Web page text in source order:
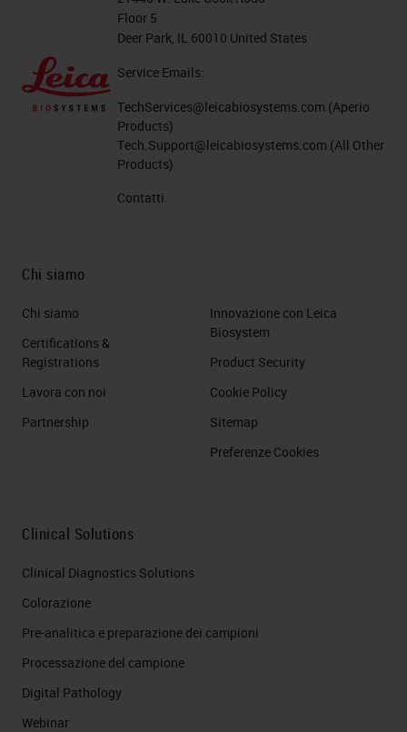
Floor 5
Deer Park, IL 60010 United States
Service Emails:
TechServices@leicabiosystems.com (Aperio
Products)
Tech.Support@leicabiosystems.com (All Other
Products)
Contatti
Chi siamo
Chi siamo
Certifications &
Registrations
Lavora con noi
Partnership
Innovazione con Leica
Biosystem
Product Security
Cookie Policy
Sitemap
Preferenze Cookies
Clinical Solutions
Clinical Diagnostics Solutions
Colorazione
Pre-analitica e preparazione dei campioni
Processazione del campione
Digital Pathology
Webinar